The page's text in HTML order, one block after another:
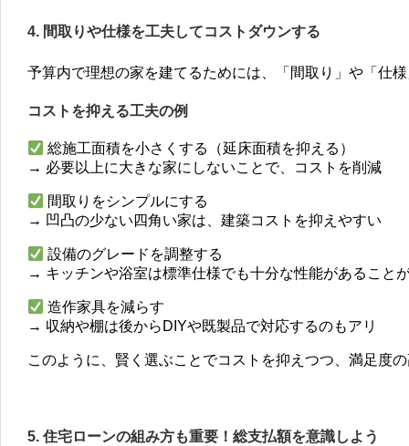
4. 間取りや仕様を工夫してコストダウンする
予算内で理想の家を建てるためには、「間取り」や「仕
コストを抑える工夫の例
総施工面積を小さくする（延床面積を抑える）
→ 必要以上に大きな家にしないことで、コストを削減
間取りをシンプルにする
→ 凹凸の少ない四角い家は、建築コストを抑えやすい
設備のグレードを調整する
→ キッチンや浴室は標準仕様でも十分な性能があること
造作家具を減らす
→ 収納や棚は後からDIYや既製品で対応するのもアリ
このように、賢く選ぶことでコストを抑えつつ、満足度
5. 住宅ローンの組み方も重要！総支払額を意識しよう